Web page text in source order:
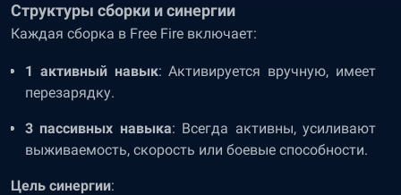
Структуры сборки и синергии
Каждая сборка в Free Fire включает:
1 активный навык: Активируется вручную, имеет
перезарядку.
3 пассивных навыка: Всегда активны, усиливают
выживаемость, скорость или боевые способности.
Цель синергии: